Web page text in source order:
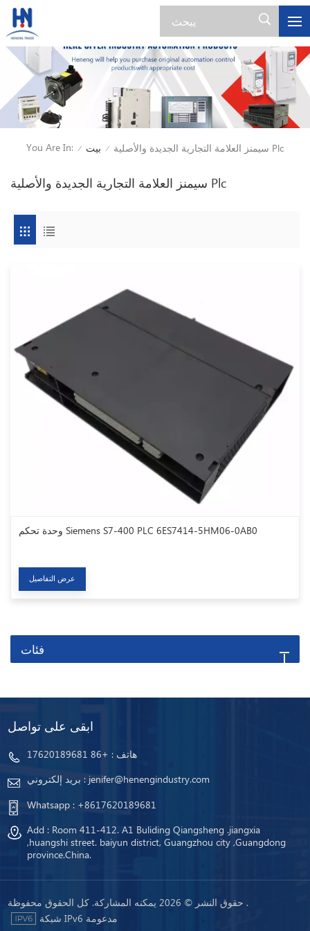
You Are In: / بيت / سيمنز العلامة التجارية الجديدة والأصلية Plc
سيمنز العلامة التجارية الجديدة والأصلية Plc
وحدة تحكم Siemens S7-400 PLC 6ES7414-5HM06-0AB0
عرض التفاصيل
فئات
ابقى على تواصل
هاتف : +86 17620189681
بريد إلكتروني : jenifer@henengindustry.com
Whatsapp : +8617620189681
Add : Room 411-412. A1 Buliding Qiangsheng .jiangxia
,huangshi street. baiyun district, Guangzhou city ,Guangdong
province.China.
حقوق النشر © 2026 يمكنه المشاركة. كل الحقوق محفوظة .
شبكة IPv6 مدعومة